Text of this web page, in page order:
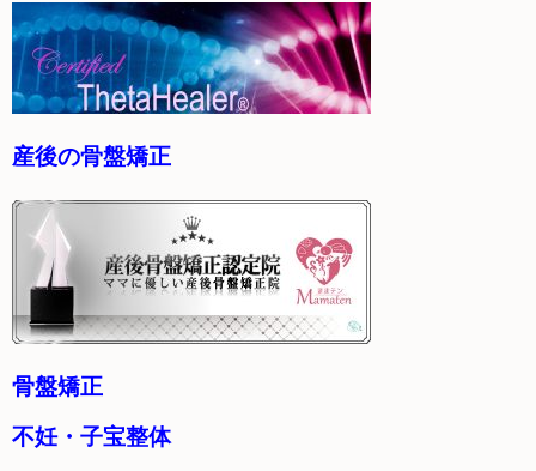
産後の骨盤矯正
骨盤矯正
不妊・子宝整体